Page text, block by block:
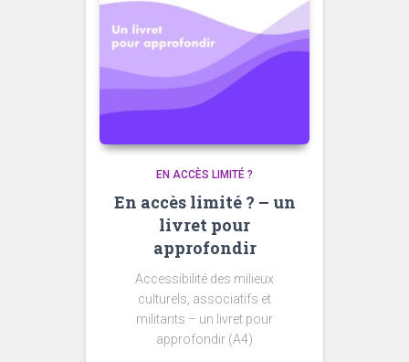
EN ACCÈS LIMITÉ ?
En accès limité ? – un
livret pour
approfondir
Accessibilité des milieux
culturels, associatifs et
militants – un livret pour
approfondir (A4)